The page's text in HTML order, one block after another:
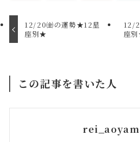
12/20㈮の運勢★12星
座別★
12/
座
この記事を書いた人